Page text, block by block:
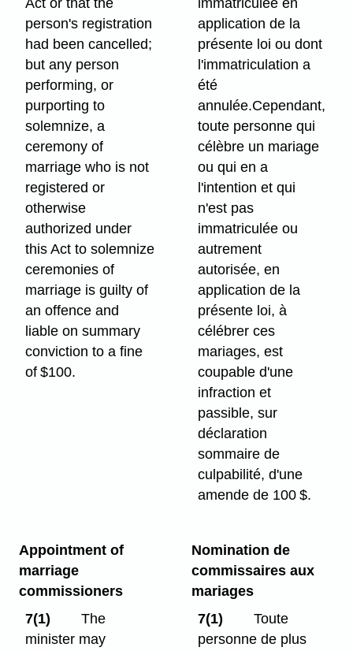
Act or that the
person's registration
had been cancelled;
but any person
performing, or
purporting to
solemnize, a
ceremony of
marriage who is not
registered or
otherwise
authorized under
this Act to solemnize
ceremonies of
marriage is guilty of
an offence and
liable on summary
conviction to a fine
of $100.
immatriculée en
application de la
présente loi ou dont
l'immatriculation a
été
annulée.Cependant,
toute personne qui
célèbre un mariage
ou qui en a
l'intention et qui
n'est pas
immatriculée ou
autrement
autorisée, en
application de la
présente loi, à
célébrer ces
mariages, est
coupable d'une
infraction et
passible, sur
déclaration
sommaire de
culpabilité, d'une
amende de 100 $.
Appointment of
marriage
commissioners
7(1)
The
minister may
Nomination de
commissaires aux
mariages
7(1)
Toute
personne de plus